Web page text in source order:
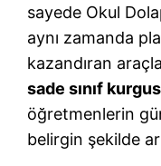
sayede Okul
aynı zamanda
kazandıran
sade sınıf
öğretmenlerin
belirgin şekilde